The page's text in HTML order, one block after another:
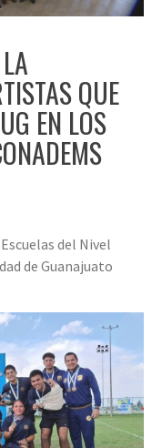
QUE
EN LOS
del Nivel
de Guanajuato